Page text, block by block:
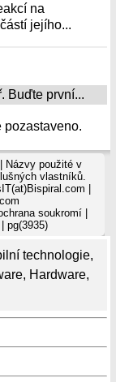
technologie,
, Hardware,
na
jejího...
Buďte první...
pozastaveno.
Názvy použité v
vlastníků.
|
soukromí|
| pg(3935)